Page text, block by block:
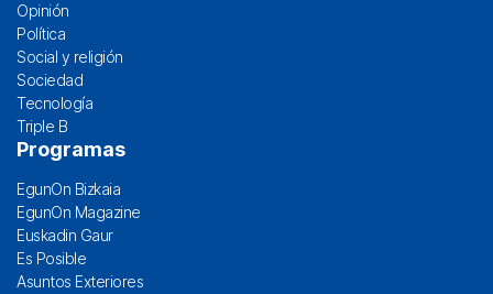
Opinión
Política
Social y religión
Sociedad
Tecnología
Triple B
Programas
EgunOn Bizkaia
EgunOn Magazine
Euskadin Gaur
Es Posible
Asuntos Exteriores